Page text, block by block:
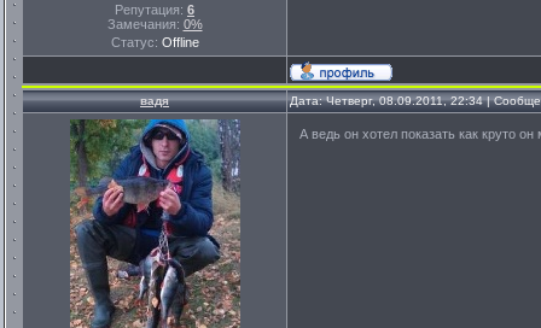
Репутация: 6
Замечания: 0%
Статус: Offline
вадя Дата: Четверг, 08.09.2011, 22:34 |
А ведь он хотел показать как круто